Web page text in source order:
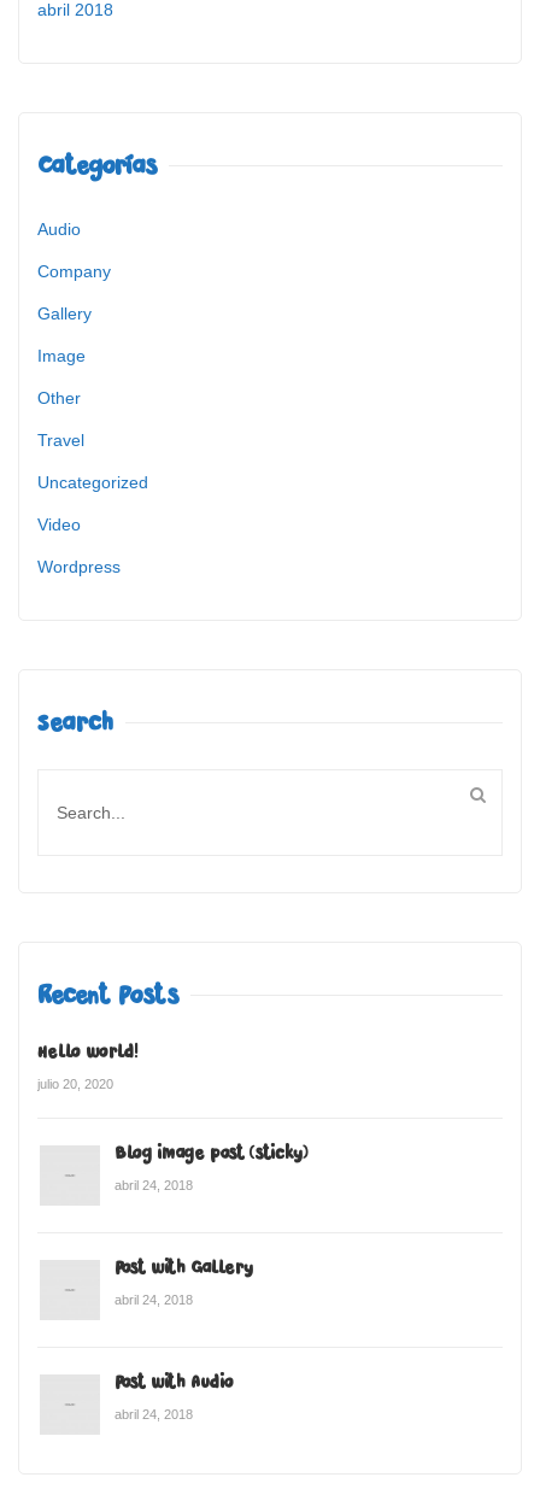
abril 2018
Categorías
Audio
Company
Gallery
Image
Other
Travel
Uncategorized
Video
Wordpress
Search
Recent Posts
Hello world!
julio 20, 2020
Blog image post (sticky)
abril 24, 2018
Post with Gallery
abril 24, 2018
Post with Audio
abril 24, 2018